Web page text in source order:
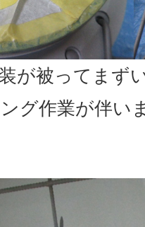
が被ってまず
グ作業が伴い